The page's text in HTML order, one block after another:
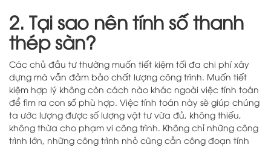
2. Tại sao nên tính số thanh
thép sàn?
Các chủ đầu tư thường muốn tiết kiệm tối đa chi phí xây
dựng mà vẫn đảm bảo chất lượng công trình. Muốn tiết
kiệm hợp lý không còn cách nào khác ngoài việc tính toán
để tìm ra con số phù hợp. Việc tính toán này sẽ giúp chúng
ta ước lượng được số lượng vật tư vừa đủ, không thiếu,
không thừa cho phạm vi công trình. Không chỉ những công
trình lớn, những công trình nhỏ cũng cần công đoạn tính